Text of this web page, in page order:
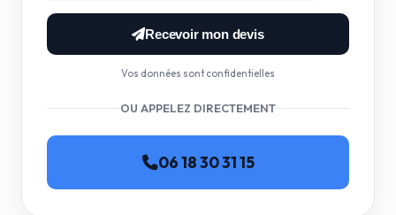
Recevoir mon devis
Vos données sont confidentielles
OU APPELEZ DIRECTEMENT
06 18 30 31 15